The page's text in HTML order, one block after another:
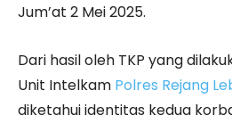
Jum’at 2 Mei 2025.
Dari hasil oleh TKP yang
Unit Intelkam Polres Rejang
diketahui identitas kedua